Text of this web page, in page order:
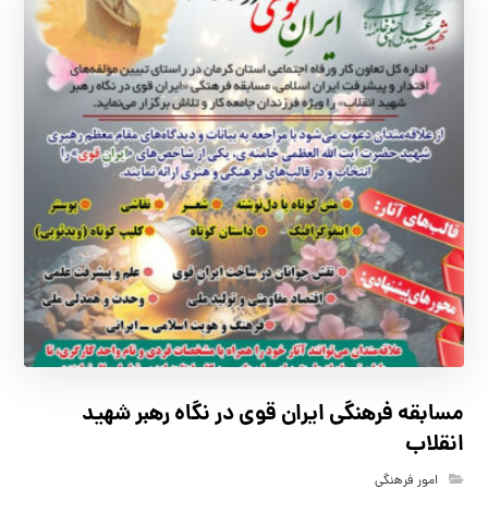
مسابقه فرهنگي ايران قوي در نگاه رهبر شهيد
انقلاب
امور فرهنگی